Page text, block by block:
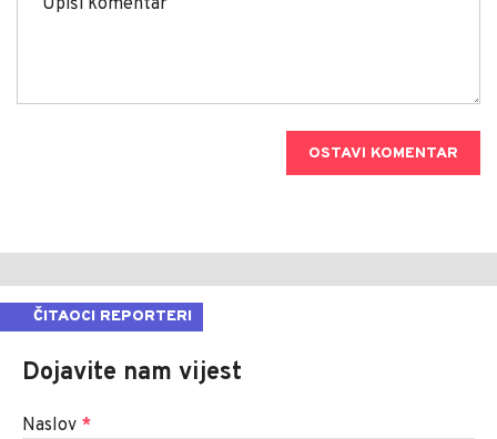
OSTAVI KOMENTAR
ČITAOCI REPORTERI
Dojavite nam vijest
Naslov *